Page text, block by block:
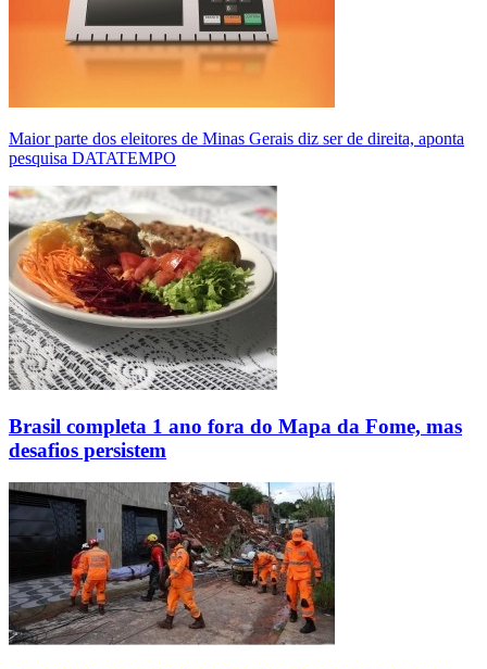
Maior parte dos eleitores de Minas Gerais diz ser de direita, aponta
pesquisa DATATEMPO
Brasil completa 1 ano fora do Mapa da Fome, mas
desafios persistem